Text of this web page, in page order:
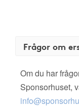
Frågor om
Om du har
Sponsorhuset,